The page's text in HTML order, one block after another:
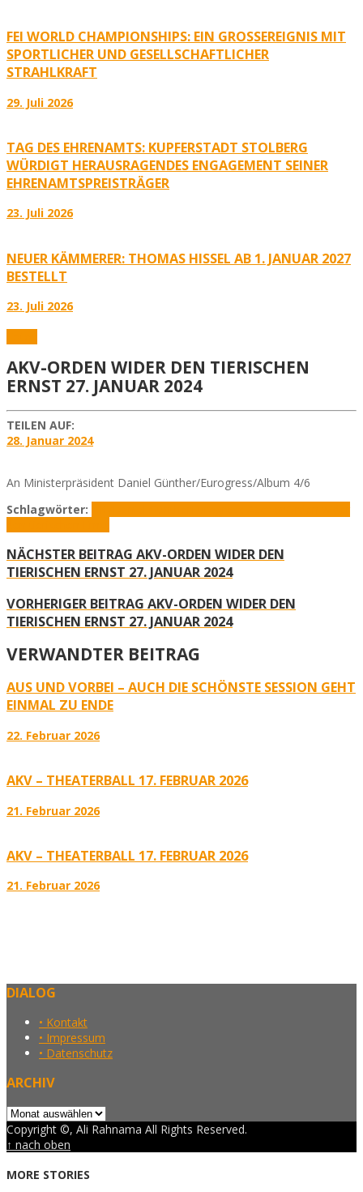
FEI WORLD CHAMPIONSHIPS: EIN GROSSEREIGNIS MIT S
PORTLICHER UND GESELLSCHAFTLICHER S
TRAHLKRAFT
29. Juli 2026
TAG DES EHRENAMTS: KUPFERSTADT STOLBERG
WÜRDIGT HERAUSRAGENDES ENGAGEMENT SEINER
EHRENAMTSPREISTRÄGER
23. Juli 2026
NEUER KÄMMERER: THOMAS HISSEL AB 1. JANUAR 2027
BESTELLT
23. Juli 2026
AKV-ORDEN WIDER DEN TIERISCHEN
ERNST 27. JANUAR 2024
TEILEN AUF:
28. Januar 2024
An Ministerpräsident Daniel Günther/Eurogress/Album 4/6
Schlagwörter:
NÄCHSTER BEITRAG AKV-ORDEN WIDER DEN
TIERISCHEN ERNST 27. JANUAR 2024
VORHERIGER BEITRAG AKV-ORDEN WIDER DEN
TIERISCHEN ERNST 27. JANUAR 2024
VERWANDTER BEITRAG
AUS UND VORBEI – AUCH DIE SCHÖNSTE SESSION GEHT
EINMAL ZU ENDE
22. Februar 2026
AKV – THEATERBALL 17. FEBRUAR 2026
21. Februar 2026
AKV – THEATERBALL 17. FEBRUAR 2026
21. Februar 2026
DIALOG
• Kontakt
• Impressum
• Datenschutz
ARCHIV
Archiv
Copyright ©, Ali Rahnama All Rights Reserved.
↑ nach oben
MORE STORIES